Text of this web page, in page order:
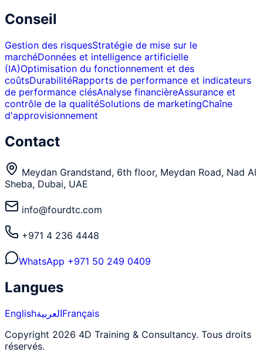
Conseil
Gestion des risquesStratégie de mise sur le
marchéDonnées et intelligence artificielle
(IA)Optimisation du fonctionnement et des
coûtsDurabilitéRapports de performance et indicateurs
de performance clésAnalyse financièreAssurance et
contrôle de la qualitéSolutions de marketingChaîne
d'approvisionnement
Contact
Meydan Grandstand, 6th floor, Meydan Road, Nad Al
Sheba, Dubai, UAE
info@fourdtc.com
+971 4 236 4448
WhatsApp +971 50 249 0409
Langues
EnglishالعربيةFrançais
Copyright 2026 4D Training & Consultancy. Tous droits
réservés.